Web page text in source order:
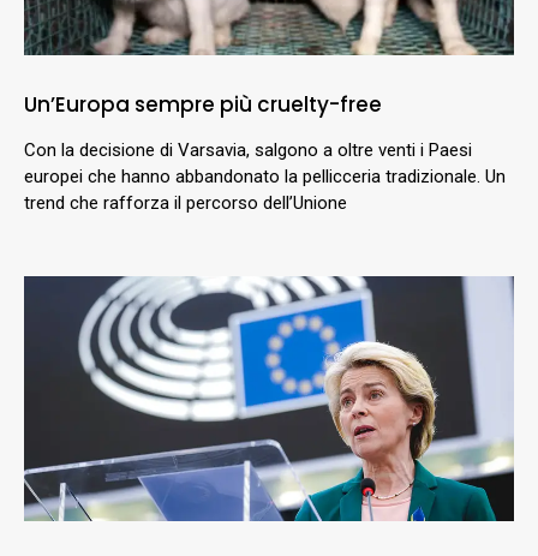
Un’Europa sempre più cruelty-free
Con la decisione di Varsavia, salgono a oltre venti i Paesi
europei che hanno abbandonato la pellicceria tradizionale. Un
trend che rafforza il percorso dell’Unione